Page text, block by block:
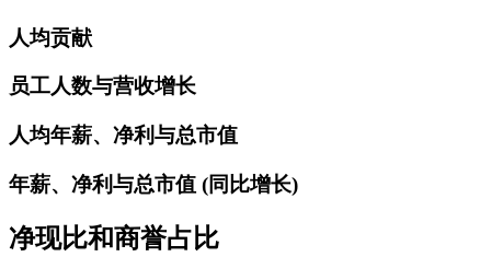
人均贡献
员工人数与营收增长
人均年薪、净利与总市值
年薪、净利与总市值 (同比增长)
净现比和商誉占比